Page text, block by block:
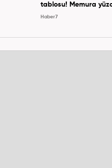
tablosu! Memura
Haber7